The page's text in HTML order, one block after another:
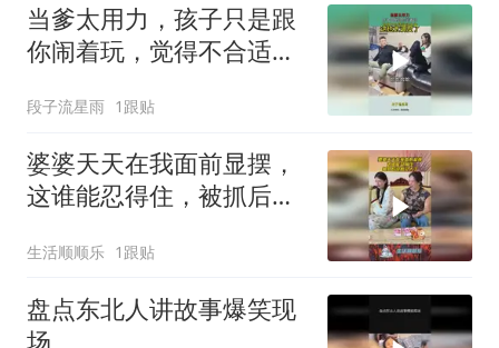
当爹太用力，孩子只是跟
你闹着玩，觉得不合适就
段子流星雨 1跟贴
婆婆天天在我面前显摆，
这谁能忍得住，被抓后没
生活顺顺乐 1跟贴
盘点东北人讲故事爆笑现
场